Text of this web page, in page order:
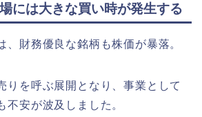
には大きな買い時が発生する
、財務優良な銘柄も株価が暴落。
りを呼ぶ展開となり、事業として
不安が波及しました。